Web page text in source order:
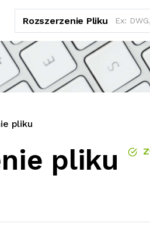
Rozszerzenie Pliku
pliku
pliku